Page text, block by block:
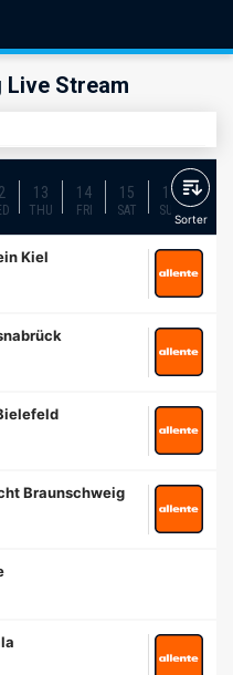
Live Stream
13
THU
14
FRI
15
SAT
16
SUN
17
MON
Sorter
Kiel
Braunschweig